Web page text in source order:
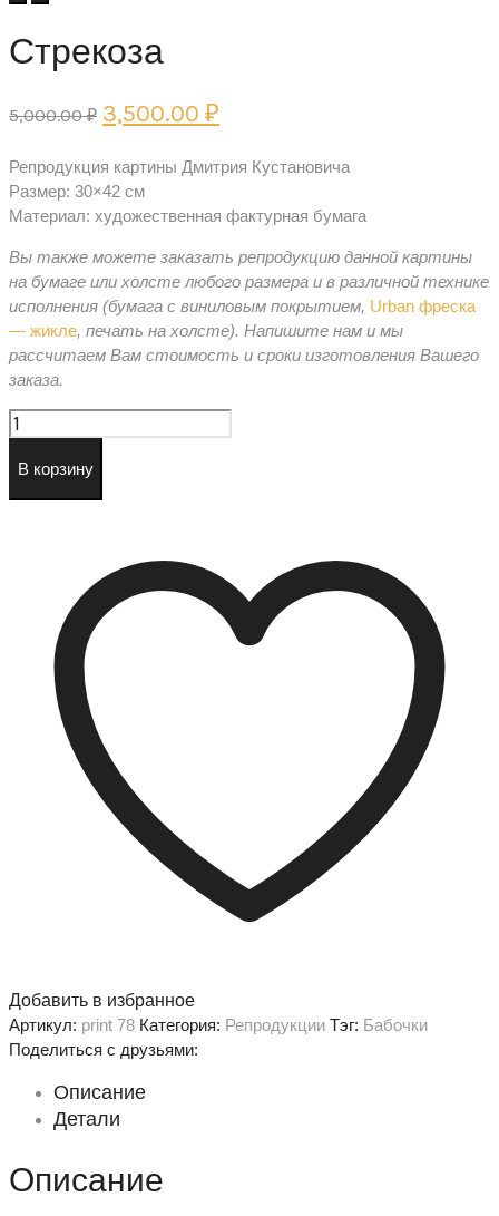
Стрекоза
5,000.00 ₽ Первоначальная
составляла
5,000.00 ₽.
3,500.00 ₽
3,500.00 ₽.
Репродукция картины Дмитрия Кустановича
Размер: 30×42 см
Материал: художественная фактурная бумага
Вы также можете заказать репродукцию данной картины
на бумаге или холсте любого размера и в различной технике
исполнения (бумага с виниловым покрытием, Urban фреска
— жикле, печать на холсте). Напишите нам и мы
рассчитаем Вам стоимость и сроки изготовления Вашего
заказа.
Количество
товара
Стрекоза
В корзину
Добавить в избранное
Артикул: print 78 Категория: Репродукции Тэг: Бабочки
Поделиться с друзьями:
Описание
Детали
Описание